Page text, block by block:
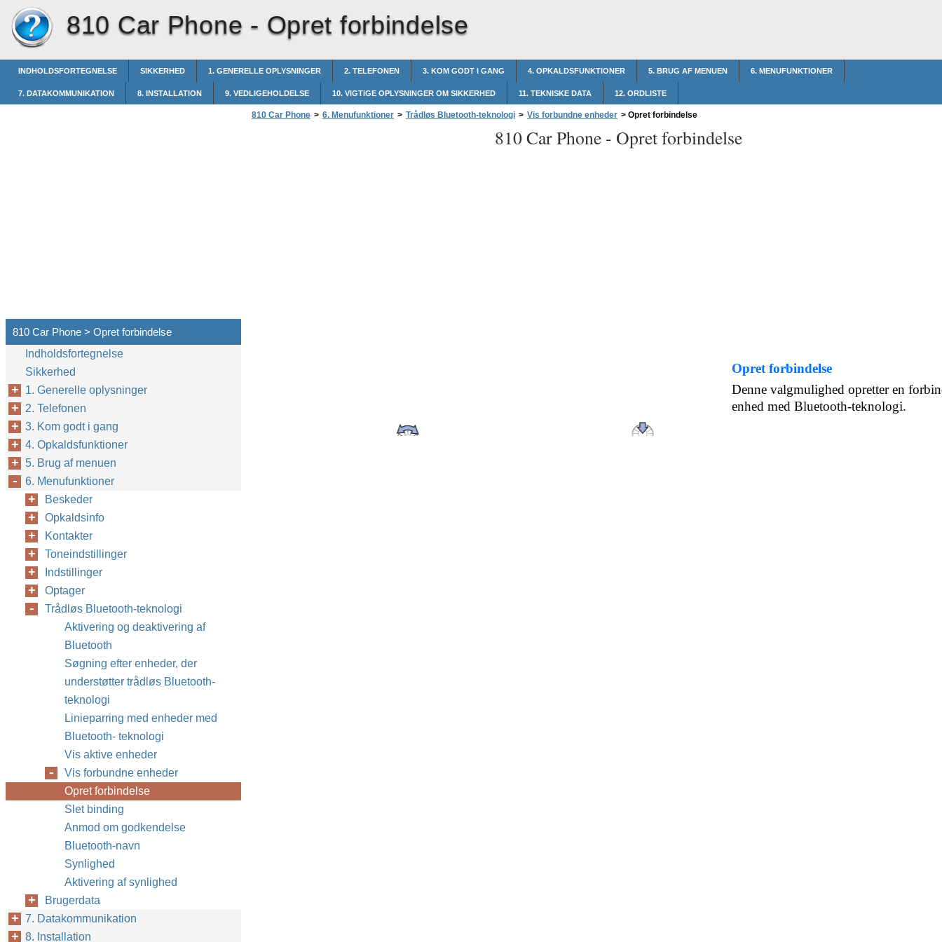
810 Car Phone - Opret forbindelse
INDHOLDSFORTEGNELSE SIKKERHED 1. GENERELLE OPLYSNINGER 2. TELEFONEN 3. KOM GODT I GANG 4. OPKALDSFUNKTIONER 5. BRUG AF MENUEN 6. MENUFUNKTIONER
7. DATAKOMMUNIKATION 8. INSTALLATION 9. VEDLIGEHOLDELSE 10. VIGTIGE OPLYSNINGER OM SIKKERHED 11. TEKNISKE DATA 12. ORDLISTE
810 Car Phone > 6. Menufunktioner > Trådløs Bluetooth-teknologi > Vis forbundne enheder > Opret forbindelse
810 Car Phone - Opret forbindelse
Opret forbindelse
Denne valgmulighed opretter en
enhed med Bluetooth-teknologi.
810 Car Phone > Opret forbindelse
Indholdsfortegnelse
Sikkerhed
1. Generelle oplysninger
2. Telefonen
3. Kom godt i gang
4. Opkaldsfunktioner
5. Brug af menuen
6. Menufunktioner
Beskeder
Opkaldsinfo
Kontakter
Toneindstillinger
Indstillinger
Optager
Trådløs Bluetooth-teknologi
Aktivering og deaktivering af
Bluetooth
Søgning efter enheder, der
understøtter trådløs Bluetooth-
teknologi
Linieparring med enheder med
Bluetooth- teknologi
Vis aktive enheder
Vis forbundne enheder
Opret forbindelse
Slet binding
Anmod om godkendelse
Bluetooth-navn
Synlighed
Aktivering af synlighed
Brugerdata
7. Datakommunikation
8. Installation